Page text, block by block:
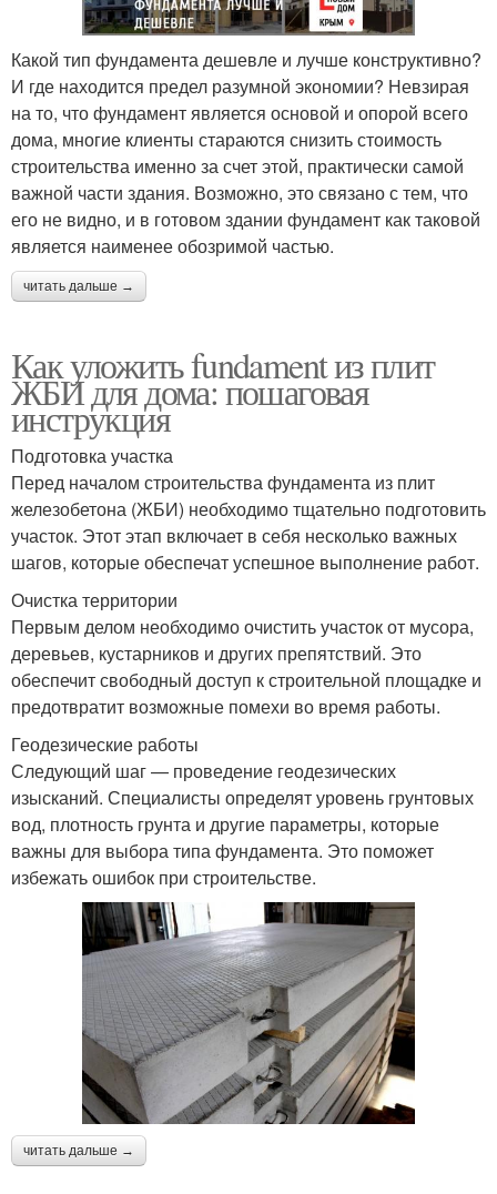
Какой тип фундамента дешевле и лучше конструктивно?
И где находится предел разумной экономии? Невзирая
на то, что фундамент является основой и опорой всего
дома, многие клиенты стараются снизить стоимость
строительства именно за счет этой, практически самой
важной части здания. Возможно, это связано с тем, что
его не видно, и в готовом здании фундамент как таковой
является наименее обозримой частью.
читать дальше →
Как уложить fundament из плит
ЖБИ для дома: пошаговая
инструкция
Подготовка участка
Перед началом строительства фундамента из плит
железобетона (ЖБИ) необходимо тщательно подготовить
участок. Этот этап включает в себя несколько важных
шагов, которые обеспечат успешное выполнение работ.
Очистка территории
Первым делом необходимо очистить участок от мусора,
деревьев, кустарников и других препятствий. Это
обеспечит свободный доступ к строительной площадке и
предотвратит возможные помехи во время работы.
Геодезические работы
Следующий шаг — проведение геодезических
изысканий. Специалисты определят уровень грунтовых
вод, плотность грунта и другие параметры, которые
важны для выбора типа фундамента. Это поможет
избежать ошибок при строительстве.
читать дальше →